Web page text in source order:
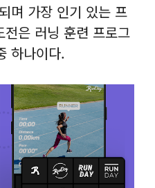
반영할 수 있습니
니티(크루)를 개설하
대면으로 각 지역의
분들과 소통과 경쟁을
함께 러닝을 즐길 수
다.
며 가장 인기 있는 프
은 러닝 훈련 프로그
하나이다.